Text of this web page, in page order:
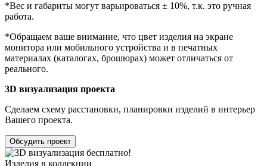
*Вес и габариты могут варьироваться ± 10%, т.к. это ручная
работа.
*Обращаем ваше внимание, что цвет изделия на экране
монитора или мобильного устройства и в печатных
материалах (каталогах, брошюрах) может отличаться от
реального.
3D визуализация проекта
Сделаем схему расстановки, планировки изделий в интерьер
Вашего проекта.
Обсудить проект
Изделия в коллекции